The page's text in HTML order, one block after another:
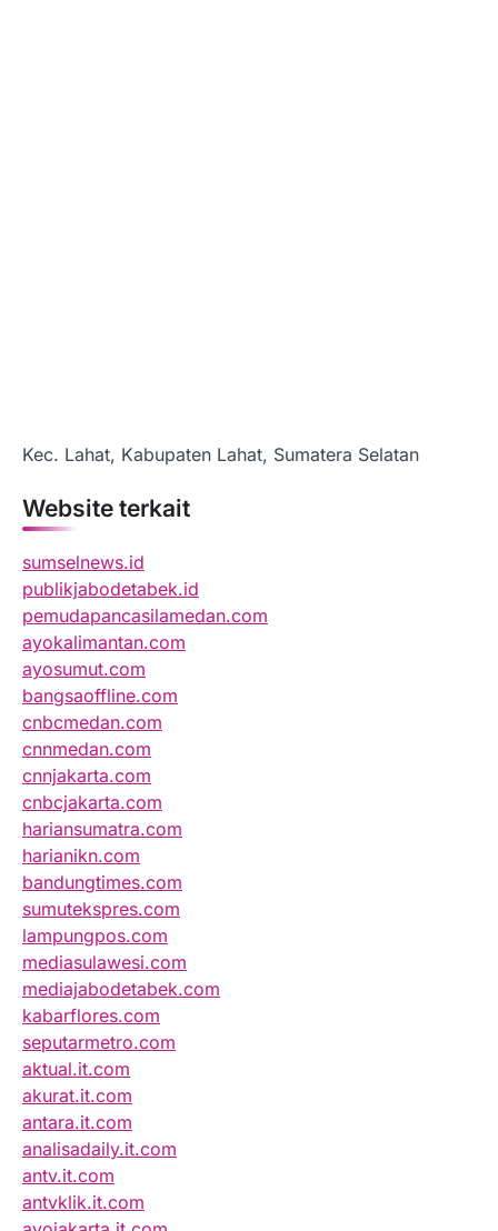
Kec. Lahat, Kabupaten Lahat, Sumatera Selatan
Website terkait
sumselnews.id
publikjabodetabek.id
pemudapancasilamedan.com
ayokalimantan.com
ayosumut.com
bangsaoffline.com
cnbcmedan.com
cnnmedan.com
cnnjakarta.com
cnbcjakarta.com
hariansumatra.com
harianikn.com
bandungtimes.com
sumutekspres.com
lampungpos.com
mediasulawesi.com
mediajabodetabek.com
kabarflores.com
seputarmetro.com
aktual.it.com
akurat.it.com
antara.it.com
analisadaily.it.com
antv.it.com
antvklik.it.com